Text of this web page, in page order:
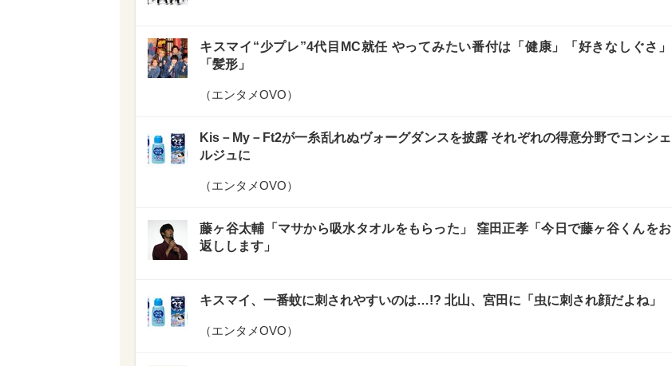
キスマイ“少プレ”4代目MC就任 やってみたい番付は「健康」「好きなしぐさ」
「髪形」
（エンタメOVO）
Kis－My－Ft2が一糸乱れぬヴォーグダンスを披露 それぞれの得意分野でコンシェ
ルジュに
（エンタメOVO）
藤ヶ谷太輔「マサから吸水タオルをもらった」 窪田正孝「今日で藤ヶ谷くんをお
返しします」
キスマイ、一番蚊に刺されやすいのは…!? 北山、宮田に「虫に刺され顔だよね」
（エンタメOVO）